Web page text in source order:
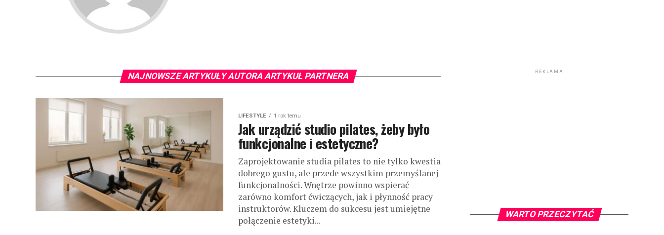
NAJNOWSZE ARTYKUŁY AUTORA ARTYKUŁ PARTNERA
LIFESTYLE 1 rok temu
Jak urządzić studio pilates, żeby było
funkcjonalne i estetyczne?
Zaprojektowanie studia pilates to nie tylko kwestia
dobrego gustu, ale przede wszystkim przemyślanej
funkcjonalności. Wnętrze powinno wspierać
zarówno komfort ćwiczących, jak i płynność pracy
instruktorów. Kluczem do sukcesu jest umiejętne
połączenie estetyki...
REKLAMA
WARTO PRZECZYTAĆ